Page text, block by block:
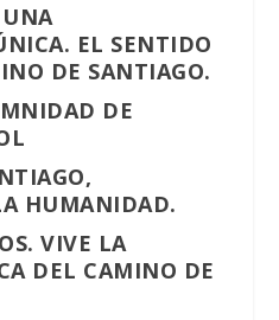
EL SENTIDO
DE SANTIAGO.
DE
HUMANIDAD.
VIVE LA
DEL CAMINO DE